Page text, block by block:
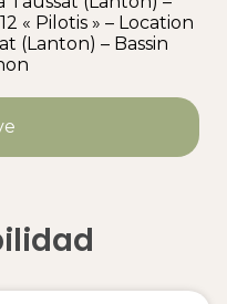
« Pilotis » – Location
(Lanton) – Bassin